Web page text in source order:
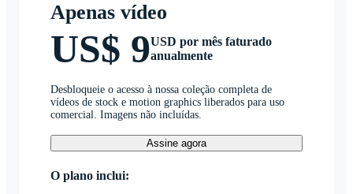
Apenas vídeo
US$ 9USD por mês faturado
anualmente
Desbloqueie o acesso à nossa coleção completa de
vídeos de stock e motion graphics liberados para uso
comercial. Imagens não incluídas.
Assine agora
O plano inclui: